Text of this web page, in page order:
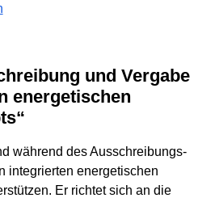
energetischen
während des Ausschreibungs-
integrierten energetischen
Er richtet sich an die